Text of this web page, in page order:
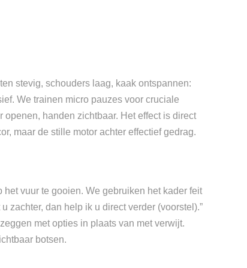
stevig, schouders laag, kaak ontspannen:
We trainen micro pauzes voor cruciale
handen zichtbaar. Het effect is direct
maar de stille motor achter effectief gedrag.
vuur te gooien. We gebruiken het kader feit
dan help ik u direct verder (voorstel).”
met opties in plaats van met verwijt.
botsen.